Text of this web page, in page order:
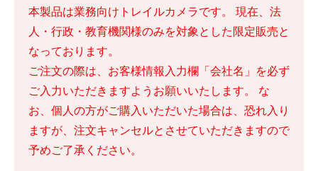
本製品は業務向けトレイルカメラです。 現在、法
人・行政・教育機関様のみを対象とした限定販売と
なっております。
ご注文の際は、お客様情報入力欄「会社名」を必ず
ご入力いただきますようお願いいたします。 な
お、個人の方がご購入いただいた場合は、恐れ入り
ますが、注文キャンセルとさせていただきますので
予めご了承ください。